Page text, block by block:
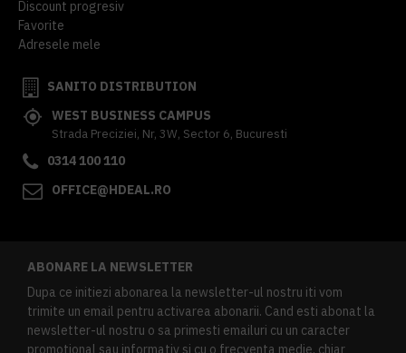
Discount progresiv
Favorite
Adresele mele
SANITO DISTRIBUTION
WEST BUSINESS CAMPUS
Strada Preciziei, Nr, 3W, Sector 6, Bucuresti
0314 100 110
OFFICE@HDEAL.RO
ABONARE LA NEWSLETTER
Dupa ce initiezi abonarea la newsletter-ul nostru iti vom
trimite un email pentru activarea abonarii. Cand esti abonat la
newsletter-ul nostru o sa primesti emailuri cu un caracter
promotional sau informativ si cu o frecventa medie, chiar